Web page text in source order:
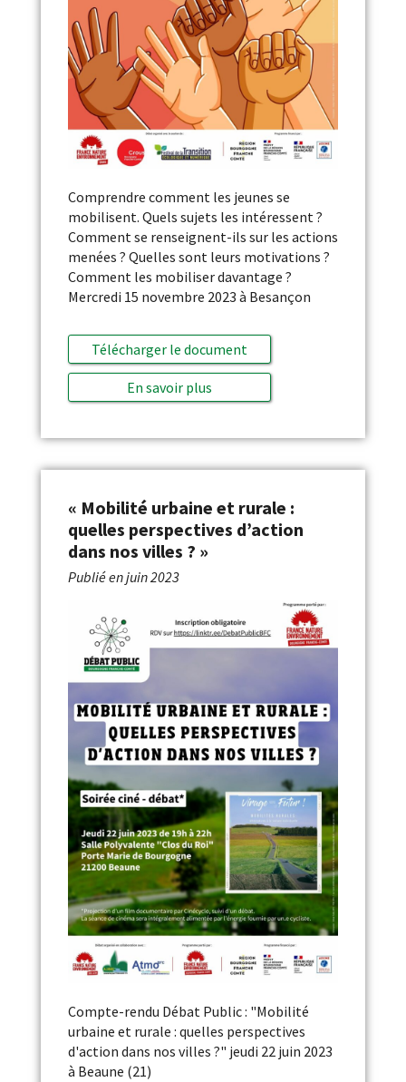
Comprendre comment les jeunes se
mobilisent. Quels sujets les intéressent ?
Comment se renseignent-ils sur les actions
menées ? Quelles sont leurs motivations ?
Comment les mobiliser davantage ?
Mercredi 15 novembre 2023 à Besançon
Télécharger le document
En savoir plus
« Mobilité urbaine et rurale :
quelles perspectives d’action
dans nos villes ? »
Publié enjuin 2023
Compte-rendu Débat Public : "Mobilité
urbaine et rurale : quelles perspectives
d'action dans nos villes ?" jeudi 22 juin 2023
à Beaune (21)